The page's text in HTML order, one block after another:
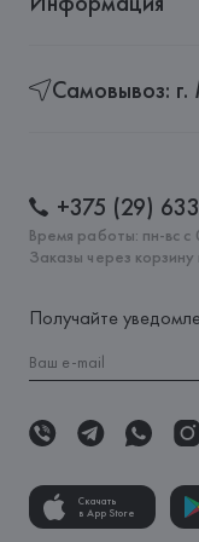
Самовывоз: г.
+375 (29)
Время работы: пн-вс с
Заказы через корзину
Получайте
Скачать
в App Store